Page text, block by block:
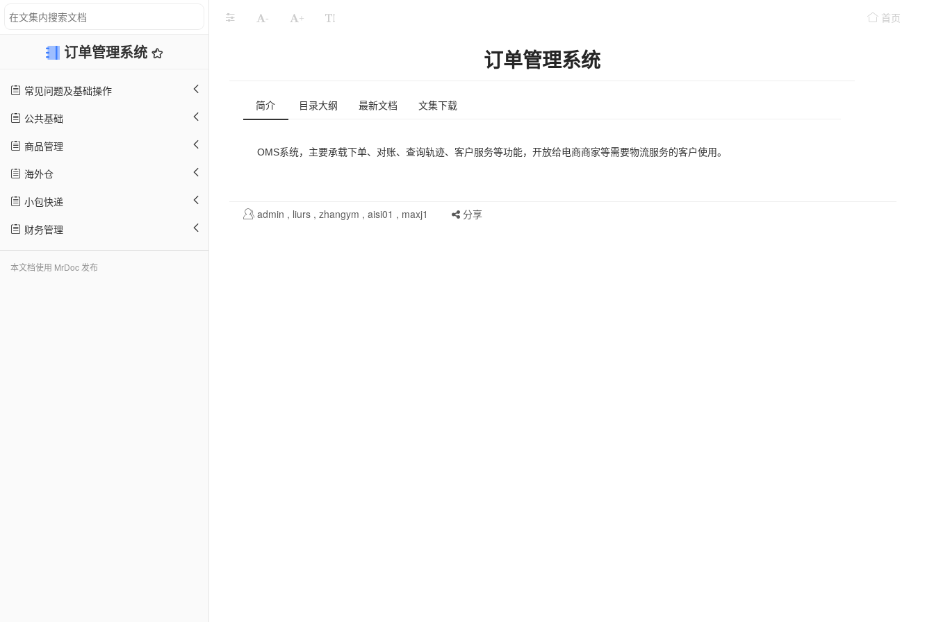
订单管理系统
常见问题及基础操作
公共基础
商品管理
海外仓
小包快递
财务管理
本文档使用 MrDoc 发布
- + 首页
订单管理系统
简介 目录大纲 最新文档 文集下载
OMS系统，主要承载下单、对账、查询轨迹、客户服务等功能，开放给电商商家等需要物流服务的客户使用。
admin , liurs, zhangym , aisi01 , maxj1 分享